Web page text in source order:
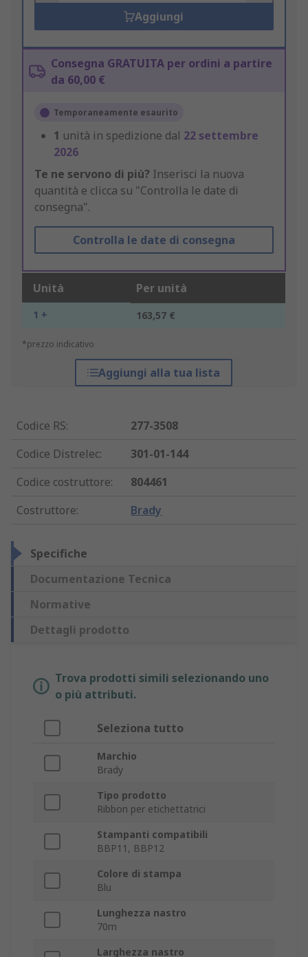
Aggiungi
Consegna GRATUITA per ordini a partire
da 60,00 €
Temporaneamente esaurito
1 unità in spedizione dal 22 settembre
2026
Te ne servono di più? Inserisci la nuova
quantità e clicca su "Controlla le date di
consegna".
Controlla le date di consegna
Unità Per unità
1 + 163,57 €
*prezzo indicativo
Aggiungi alla tua lista
Codice RS:
277-3508
Codice Distrelec:
301-01-144
Codice costruttore:
804461
Costruttore: Brady
Specifiche
Documentazione Tecnica
Normative
Dettagli prodotto
Trova prodotti simili selezionando uno
o più attributi.
Seleziona tutto
Marchio
Brady
Tipo prodotto
Ribbon per etichettatrici
Stampanti compatibili
BBP11, BBP12
Colore di stampa
Blu
Lunghezza nastro
70m
Larghezza nastro